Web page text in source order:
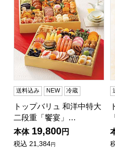
送料込み NEW 冷蔵
トップバリュ 和洋中特大
二段重「饗宴」…
本体 19,800円
税込 21,384円